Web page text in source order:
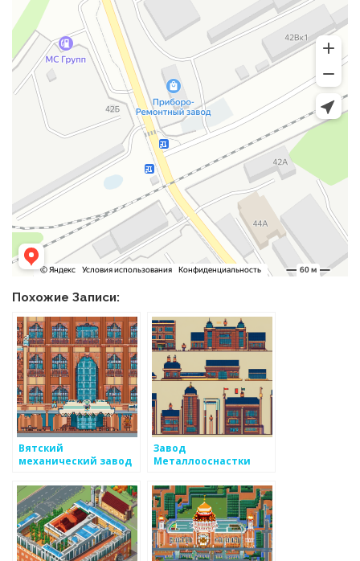
Похожие Записи:
Вятский
механический завод
Завод
Металлооснастки